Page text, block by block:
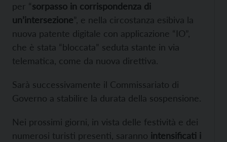
per “sorpasso in corrispondenza di
un’intersezione”, e nella circostanza esibiva la
nuova patente digitale con applicazione “IO”,
che è stata “bloccata” seduta stante in via
telematica, come da nuova direttiva.
Sarà successivamente il Commissariato di
Governo a stabilire la durata della sospensione.
Nei prossimi giorni, in vista delle festività e dei
numerosi turisti presenti, saranno intensificati i